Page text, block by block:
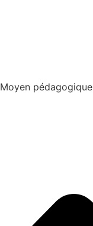
Moyen pédagogique